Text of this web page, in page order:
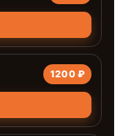
1200 ₽